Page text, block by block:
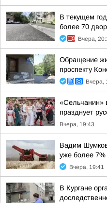
В текущем
более 70
Вчера,
Обращение
проспекту
Вчера,
«Сельчанин»
празднует
Вчера, 19:43
Вадим
уже более
Вчера, 19:41
В Кургане